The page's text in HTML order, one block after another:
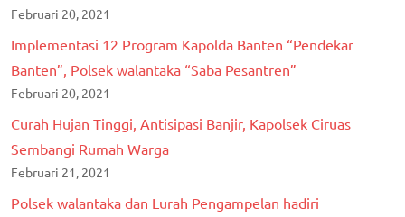
Februari 20, 2021
Implementasi 12 Program Kapolda Banten “Pendekar
Banten”, Polsek walantaka “Saba Pesantren”
Februari 20, 2021
Curah Hujan Tinggi, Antisipasi Banjir, Kapolsek Ciruas
Sembangi Rumah Warga
Februari 21, 2021
Polsek walantaka dan Lurah Pengampelan hadiri